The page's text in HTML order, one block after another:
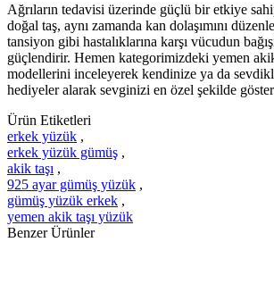
Ağrıların tedavisi üzerinde güçlü bir etkiye
doğal taş, aynı zamanda kan dolaşımını
tansiyon gibi hastalıklarına karşı vücudun
güçlendirir. Hemen kategorimizdeki yemen
modellerini inceleyerek kendinize ya da
hediyeler alarak sevginizi en özel şekilde
Ürün Etiketleri
erkek yüzük ,
erkek yüzük gümüş ,
akik taşı ,
925 ayar gümüş yüzük ,
gümüş yüzük erkek ,
yemen akik taşı yüzük
Benzer Ürünler